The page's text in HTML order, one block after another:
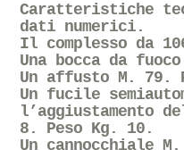
Caratteristiche
dati numerici.
Il complesso da
Una bocca da
Un affusto M. 79.
Un fucile
l’aggiustamento
8. Peso Kg. 10.
Un cannocchiale